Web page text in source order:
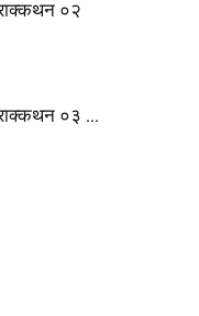
०२
०३ …